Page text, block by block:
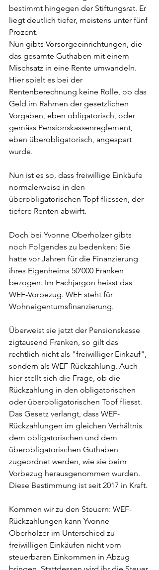
bestimmt hingegen der Stiftungsrat. Er
liegt deutlich tiefer, meistens unter fünf
Prozent.
Nun gibts Vorsorgeeinrichtungen, die
das gesamte Guthaben mit einem
Mischsatz in eine Rente umwandeln.
Hier spielt es bei der
Rentenberechnung keine Rolle, ob das
Geld im Rahmen der gesetzlichen
Vorgaben, eben obligatorisch, oder
gemäss Pensionskassenreglement,
eben überobligatorisch, angespart
wurde.
Nun ist es so, dass freiwillige Einkäufe
normalerweise in den
überobligatorischen Topf fliessen, der
tiefere Renten abwirft.
Doch bei Yvonne Oberholzer gibts
noch Folgendes zu bedenken: Sie
hatte vor Jahren für die Finanzierung
ihres Eigenheims 50'000 Franken
bezogen. Im Fachjargon heisst das
WEF-Vorbezug. WEF steht für
Wohneigentumsfinanzierung.
Überweist sie jetzt der Pensionskasse
zigtausend Franken, so gilt das
rechtlich nicht als "freiwilliger Einkauf",
sondern als WEF-Rückzahlung. Auch
hier stellt sich die Frage, ob die
Rückzahlung in den obligatorischen
oder überobligatorischen Topf fliesst.
Das Gesetz verlangt, dass WEF-
Rückzahlungen im gleichen Verhältnis
dem obligatorischen und dem
überobligatorischen Guthaben
zugeordnet werden, wie sie beim
Vorbezug herausgenommen wurden.
Diese Bestimmung ist seit 2017 in Kraft.
Kommen wir zu den Steuern: WEF-
Rückzahlungen kann Yvonne
Oberholzer im Unterschied zu
freiwilligen Einkäufen nicht vom
steuerbaren Einkommen in Abzug